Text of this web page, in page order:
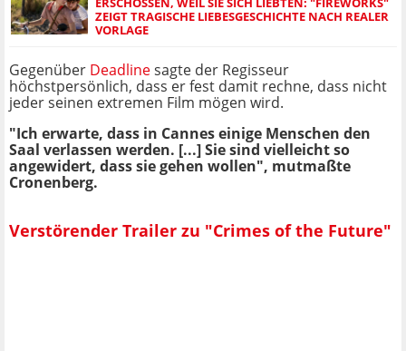
ZEIGT TRAGISCHE LIEBESGESCHICHTE NACH REALER
VORLAGE
Gegenüber Deadlinesagte der Regisseur
höchstpersönlich, dass er fest damit rechne, dass nicht
jeder seinen extremen Film mögen wird.
"Ich erwarte, dass in Cannes einige Menschen den
Saal verlassen werden. [...] Sie sind vielleicht so
angewidert, dass sie gehen wollen", mutmaßte
Cronenberg.
Verstörender Trailer zu "Crimes of the Future"